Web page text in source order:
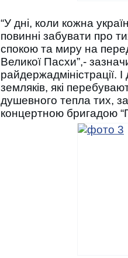
“У дні, коли кожна
повинні забувати про
спокою та миру на
Великої Пасхи”,-
райдержадміністрації.
земляків, які
душевного тепла тих,
концертною бригадою